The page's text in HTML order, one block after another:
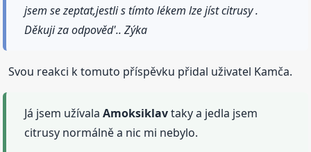
jsem se zeptat,jestli s tímto lékem lze jíst citrusy .
Děkuji za odpověd'.. Zýka
Svou reakci k tomuto příspěvku přidal uživatel Kamča.
Já jsem užívalaAmoksiklavtaky a jedla jsem
citrusy normálně a nic mi nebylo.